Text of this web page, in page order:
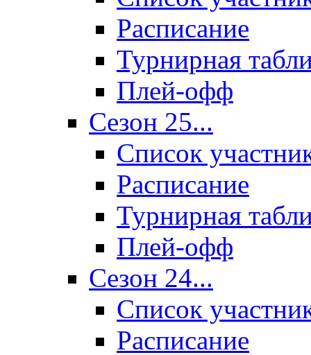
Расписание
Турнирная
Плей-офф
Сезон 25...
Список
Расписание
Турнирная
Плей-офф
Сезон 24...
Список
Расписание